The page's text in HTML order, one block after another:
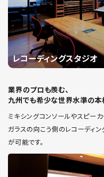
レコーディングスタジオ
業界のプロも羨む、
九州でも希少な世界水準の本
ミキシングコンソールやスピー
ガラスの向こう側のレコーディ
が可能です。